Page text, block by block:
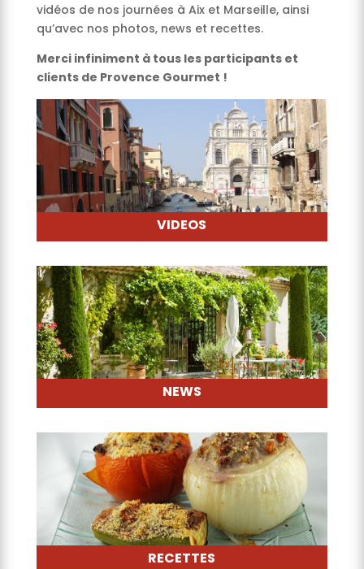
vidéos de nos journées à Aix et Marseille, ainsi
qu’avec nos photos, news et recettes.
Merci infiniment à tous les participants et
clients de Provence Gourmet !
VIDEOS
NEWS
RECETTES